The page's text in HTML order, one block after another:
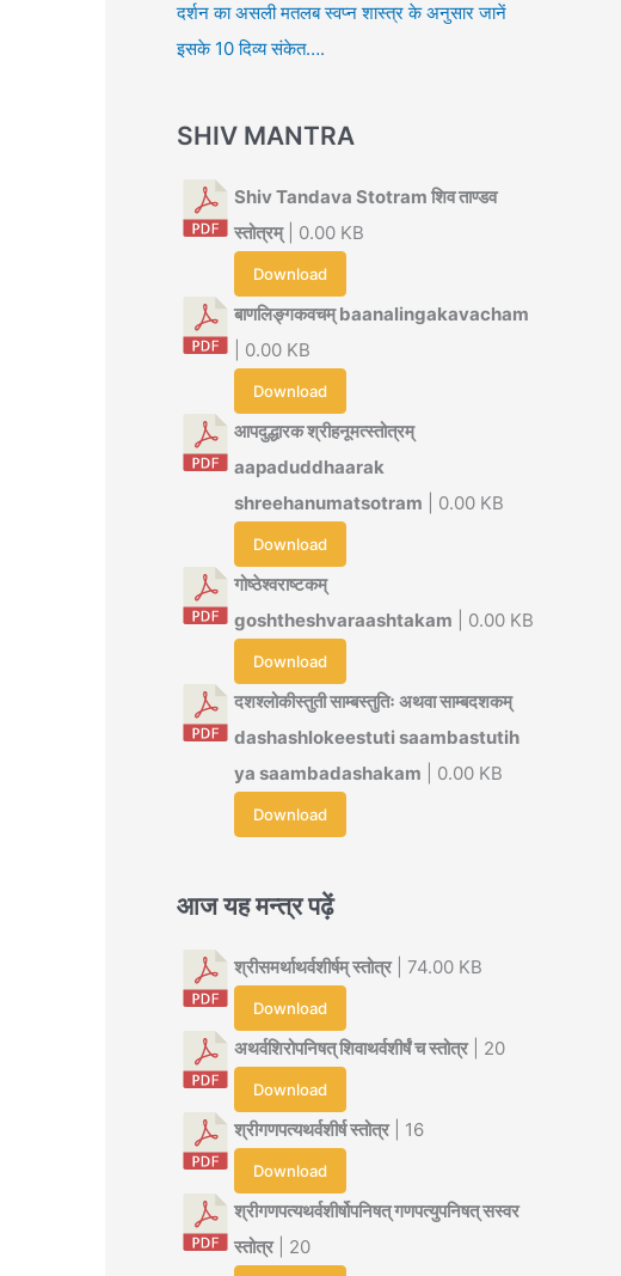
दर्शन का असली मतलब स्वप्न शास्त्र के अनुसार जानें
इसके 10 दिव्य संकेत….
SHIV MANTRA
Shiv Tandava Stotram शिव ताण्डव
स्तोत्रम्| 0.00 KB
Download
बाणलिङ्गकवचम् baanalingakavacham
| 0.00 KB
Download
आपदुद्धारक श्रीहनूमत्स्तोत्रम्
aapaduddhaarak
shreehanumatsotram | 0.00 KB
Download
गोष्ठेश्वराष्टकम्
goshtheshvaraashtakam | 0.00 KB
Download
दशश्लोकीस्तुती साम्बस्तुतिः अथवा साम्बदशकम्
dashashlokeestuti saambastutih
ya saambadashakam | 0.00 KB
Download
आज यह मन्त्र पढ़ें
श्रीसमर्थाथर्वशीर्षम् स्तोत्र| 74.00 KB
Download
अथर्वशिरोपनिषत् शिवाथर्वशीर्षं च स्तोत्र| 20
Download
श्रीगणपत्यथर्वशीर्ष स्तोत्र| 16
Download
श्रीगणपत्यथर्वशीर्षोपनिषत् गणपत्युपनिषत् सस्वर
स्तोत्र| 20